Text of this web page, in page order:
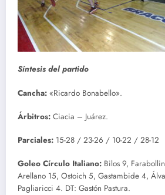
Síntesis del partido
Cancha: «Ricardo Bonabello».
Árbitros: Ciacia – Juárez.
Parciales: 15-28 / 23-26 / 10-22 / 28-12
Goleo Círculo Italiano: Bilos 9,
Arellano 15, Ostoich 5, Gastambide 4,
Pagliaricci 4. DT: Gastón Pastura.